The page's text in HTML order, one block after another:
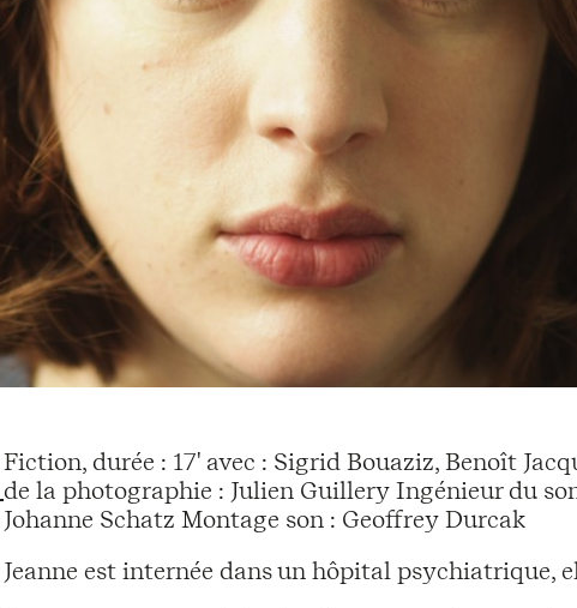
Fiction, durée : 17' avec : Sigrid Bouaziz, Benoît
de la photographie : Julien Guillery Ingénieur du
Johanne Schatz Montage son : Geoffrey Durcak
Jeanne est internée dans un hôpital psychiatrique,